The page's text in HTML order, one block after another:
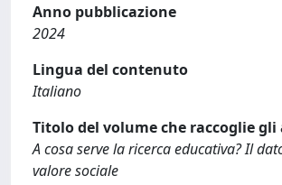
Anno pubblicazione
2024
Lingua del contenuto
Italiano
Titolo del volume che raccoglie
A cosa serve la ricerca educativa? Il
valore sociale